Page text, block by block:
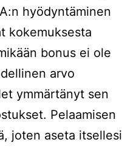
hyödyntäminen
kokemuksesta
bonus ei ole
arvo
ymmärtänyt sen
Pelaamisen
joten aseta itsellesi